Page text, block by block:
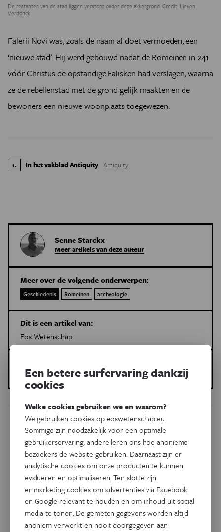
De restanten van de stad liggen verstopt onder deze akkergrond. Credit: Lieven
Verdonck
Falerii Novi was, zoals de naam al doet vermoeden, een
‘nieuwe stad’. Hij werd gebouwd nadat de Romeinen in 241
vóór Christus de opstandige Falisken had verslagen, waarna
ze de rebellenstad met de grond gelijk maakten en de
bewoners een nieuwe woonplaats toegewezen.
1. In het vakblad Antiquity Antiquity
Senne Starckx
Meer artikels van deze auteur
Meer over de volgende onderwerpen:
Geschiedenis Romeinen archeologie
Dit is een artikel van:
Eos Wetenschap
09 juni 2020
Dit artikel delen op:
Facebook Twitter Linkedin
Gerelateerde artikels
Een betere surfervaring dankzij
cookies
Welke cookies gebruiken we en waarom?
We gebruiken cookies op eoswetenschap.eu.
Sommige zijn noodzakelijk voor een optimale
gebruikerservaring, andere leren ons hoe anonieme
bezoekers de website gebruiken. Daarnaast zijn er
analytische cookies om onze producten te kunnen
evalueren en optimaliseren. Ten slotte zijn
er marketing cookies om advertenties via Facebook
en Google relevant te houden en om inhoud uit social
media te tonen. De gemeten gegevens worden altijd
anoniem verwerkt en nooit doorgegeven aan